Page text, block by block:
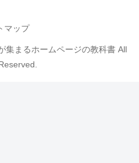
マップ
集まるホームページの教科書 All